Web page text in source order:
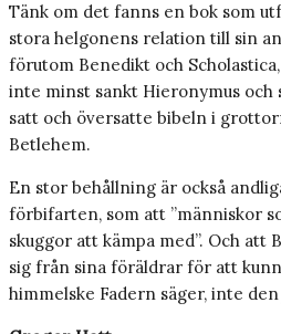
Tänk om det fanns en bok som
stora helgonens relation till sin
förutom Benedikt och
inte minst sankt Hieronymus och
satt och översatte bibeln i
Betlehem.
En stor behållning är också
förbifarten, som att ”människor
skuggor att kämpa med”. Och
sig från sina föräldrar för att
himmelske Fadern säger, inte den